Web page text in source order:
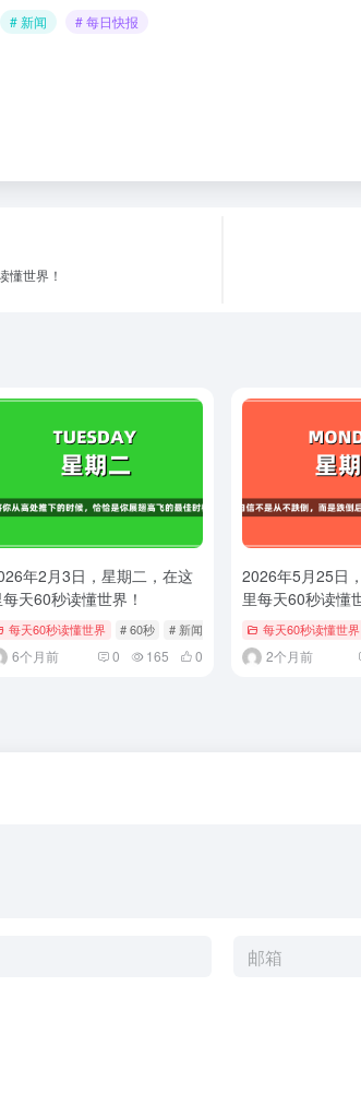
# 新闻 # 每日快报
懂世界！
报
年2月3日，星期二，在这
每天60秒读懂世界！
每天60秒读懂世界 # 60秒 # 新闻 # 每日快报
6个月前 0 165 0
2026年5月25日
里每天60秒读懂
每天60秒读懂世界
2个月前